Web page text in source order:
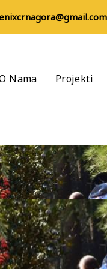
Nama Projekti